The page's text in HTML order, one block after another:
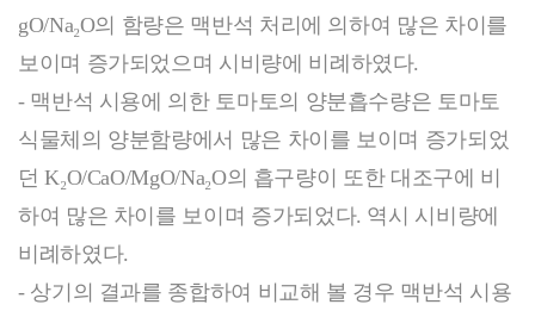
gO/Na₂O의 함량은 맥반석 처리에 의하여 많은 차이를
보이며 증가되었으며 시비량에 비례하였다.
- 맥반석 시용에 의한 토마토의 양분흡수량은 토마토
식물체의 양분함량에서 많은 차이를 보이며 증가되었
던 K₂O/CaO/MgO/Na₂O의 흡구량이 또한 대조구에 비
하여 많은 차이를 보이며 증가되었다. 역시 시비량에
비례하였다.
- 상기의 결과를 종합하여 비교해 볼 경우 맥반석 시용